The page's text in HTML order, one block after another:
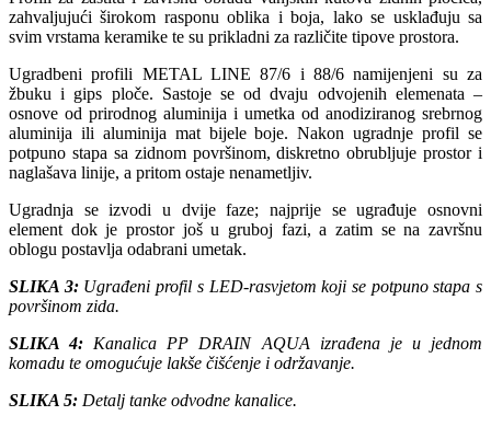
zahvaljujući širokom rasponu oblika i boja, lako se usklađuju sa
svim vrstama keramike te su prikladni za različite tipove prostora.
Ugradbeni profili METAL LINE 87/6 i 88/6 namijenjeni su za
žbuku i gips ploče. Sastoje se od dvaju odvojenih elemenata –
osnove od prirodnog aluminija i umetka od anodiziranog srebrnog
aluminija ili aluminija mat bijele boje. Nakon ugradnje profil se
potpuno stapa sa zidnom površinom, diskretno obrubljuje prostor i
naglašava linije, a pritom ostaje nenametljiv.
Ugradnja se izvodi u dvije faze; najprije se ugrađuje osnovni
element dok je prostor još u gruboj fazi, a zatim se na završnu
oblogu postavlja odabrani umetak.
SLIKA 3:Ugrađeni profil s LED-rasvjetom koji se potpuno stapa s
površinom zida.
SLIKA 4: Kanalica PP DRAIN AQUA izrađena je u jednom
komadu te omogućuje lakše čišćenje i održavanje.
SLIKA 5: Detalj tanke odvodne kanalice.